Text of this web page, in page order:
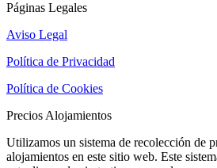
Páginas Legales
Aviso Legal
Política de Privacidad
Política de Cookies
Precios Alojamientos
Utilizamos un sistema de recolección de
alojamientos en este sitio web. Este